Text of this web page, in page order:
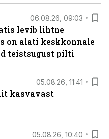
06.08.26, 09:03
levib lihtne
on alati keskkonnale
teistsugust pilti
05.08.26, 11:41
kasvavast
05.08.26, 10:40